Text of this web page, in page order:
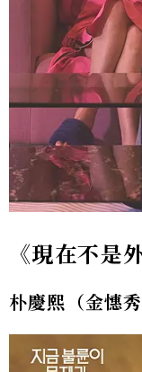
《現在不是
朴慶熙（金憓秀